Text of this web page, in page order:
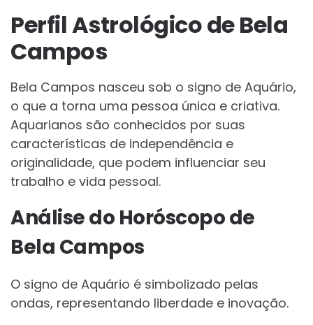
Perfil Astrológico de Bela
Campos
Bela Campos nasceu sob o signo de Aquário,
o que a torna uma pessoa única e criativa.
Aquarianos são conhecidos por suas
características de independência e
originalidade, que podem influenciar seu
trabalho e vida pessoal.
Análise do Horóscopo de
Bela Campos
O signo de Aquário é simbolizado pelas
ondas, representando liberdade e inovação.